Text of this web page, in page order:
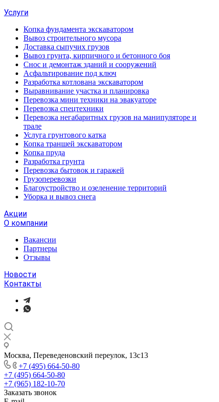
Услуги
Копка фундамента экскаватором
Вывоз строительного мусора
Доставка сыпучих грузов
Вывоз грунта, кирпичного и бетонного боя
Снос и демонтаж зданий и сооружений
Асфальтирование под ключ
Разработка котлована экскаватором
Выравнивание участка и планировка
Перевозка мини техники на эвакуаторе
Перевозка спецтехники
Перевозка негабаритных грузов на манипуляторе и
трале
Услуга грунтового катка
Копка траншей экскаватором
Копка пруда
Разработка грунта
Перевозка бытовок и гаражей
Грузоперевозки
Благоустройство и озеленение территорий
Уборка и вывоз снега
Акции
О компании
Вакансии
Партнеры
Отзывы
Новости
Контакты
Москва, Переведеновский переулок, 13с13
+7 (495) 664-50-80
+7 (495) 664-50-80
+7 (965) 182-10-70
Заказать звонок